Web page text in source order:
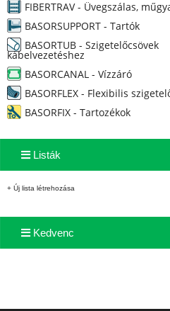
FIBERTRAV - Üvegszálas,
BASORSUPPORT - Tartók
BASORTUB - Szigetelőcsövek
kábelvezetéshez
BASORCANAL - Vízzáró
BASORFLEX - Flexibilis
BASORFIX - Tartozékok
Listák
+ Új lista létrehozása
Kedvenc